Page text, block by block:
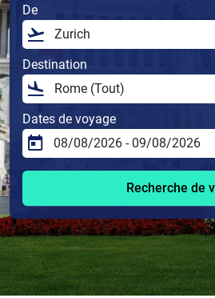
De
Destination
Dates de voyage
Recherche de